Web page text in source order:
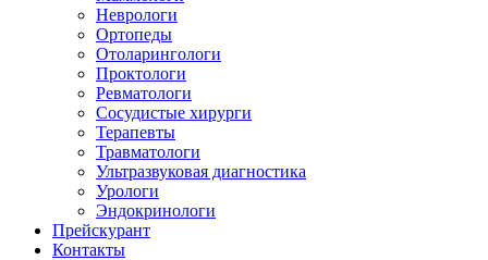
Неврологи
Ортопеды
Отоларингологи
Проктологи
Ревматологи
Сосудистые хирурги
Терапевты
Травматологи
Ультразвуковая диагностика
Урологи
Эндокринологи
Прейскурант
Контакты